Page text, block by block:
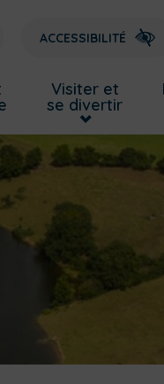
ACCESSIBILITÉ
Visiter et
se divertir